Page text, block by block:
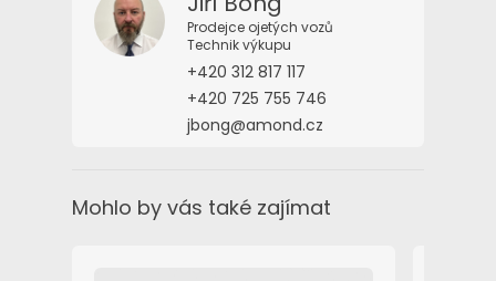
Prodejce ojetých vozů
Technik výkupu
+420 312 817 117
+420 725 755 746
jbong@amond.cz
Mohlo by vás také zajímat